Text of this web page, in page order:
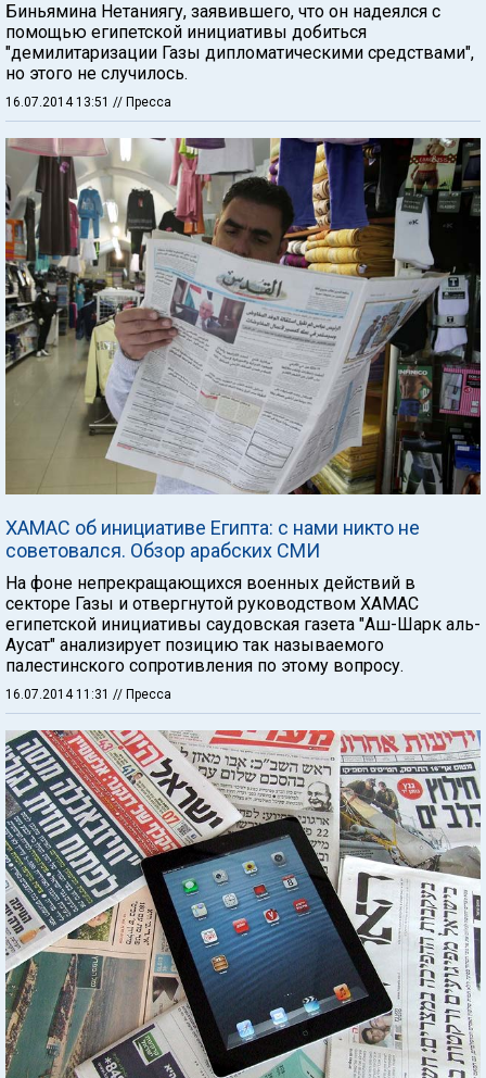
Биньямина Нетаниягу, заявившего, что он надеялся с
помощью египетской инициативы добиться
"демилитаризации Газы дипломатическими средствами",
но этого не случилось.
16.07.2014 13:51 // Пресса
ХАМАС об инициативе Египта: с нами никто не
советовался. Обзор арабских СМИ
На фоне непрекращающихся военных действий в
секторе Газы и отвергнутой руководством ХАМАС
египетской инициативы саудовская газета "Аш-Шарк аль-
Аусат" анализирует позицию так называемого
палестинского сопротивления по этому вопросу.
16.07.2014 11:31 // Пресса